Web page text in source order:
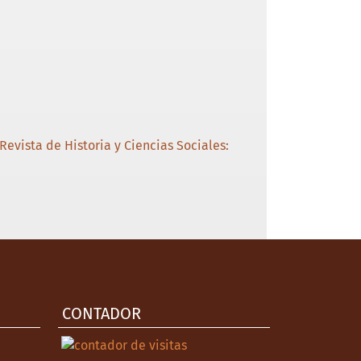
de Historia y Ciencias Sociales:
CONTADOR